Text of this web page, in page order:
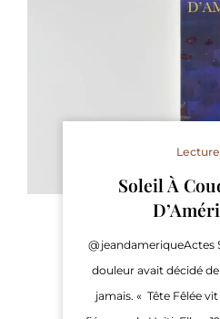
Soleil À
@jeandameriqueActes
douleur avait décidé
jamais. « Tête Fêlée